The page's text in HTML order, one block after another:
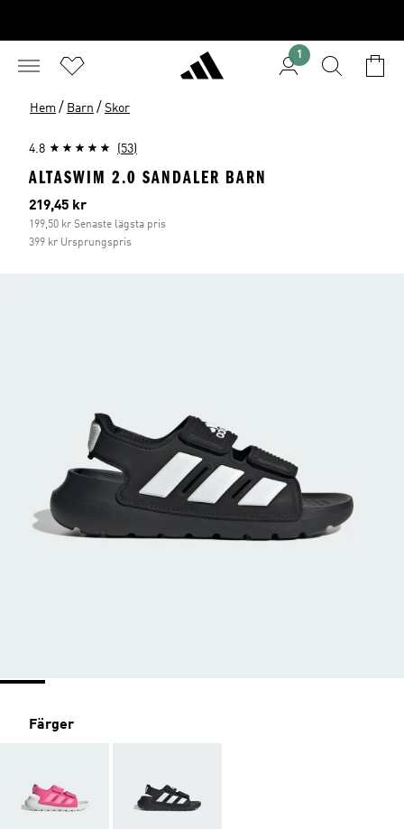
1
Hem / Barn / Skor
4.8 (53)
ALTASWIM 2.0 SANDALER BARN
Aktuellt pris
219,45 kr
199,50 kr Senaste lägsta pris
399 kr Ursprungspris
Färger